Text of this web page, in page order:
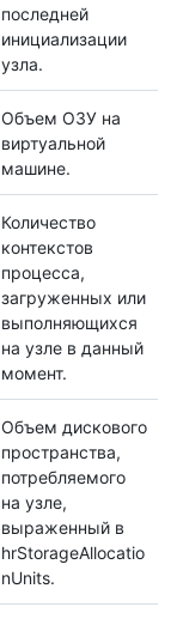
последней
инициализации
узла.
Объем ОЗУ на
виртуальной
машине.
Количество
контекстов
процесса,
загруженных или
выполняющихся
на узле в данный
момент.
Объем дискового
пространства,
потребляемого
на узле,
выраженный в
hrStorageAllocatio
nUnits.